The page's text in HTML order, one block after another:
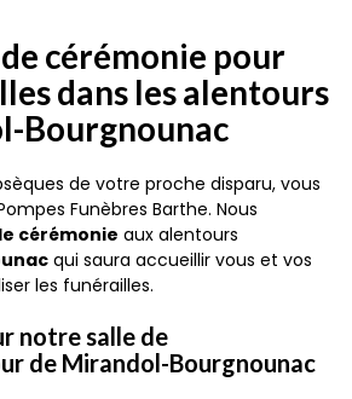
cérémonie pour
dans les alentours
Bourgnounac
de votre proche disparu, vous
Funèbres Barthe. Nous
cérémonie aux alentours
qui saura accueillir vous et vos
les funérailles.
notre salle de
de Mirandol-Bourgnounac